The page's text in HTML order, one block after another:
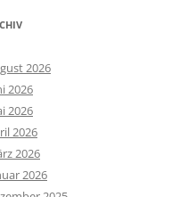
2026
2026
2026
2026
2026
2026